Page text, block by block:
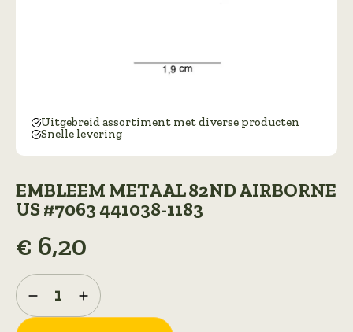
Uitgebreid assortiment met diverse producten
Snelle levering
EMBLEEM METAAL 82ND AIRBORNE
US #7063 441038-1183
€ 6,20
Embleem
metaal
82nd
airborne